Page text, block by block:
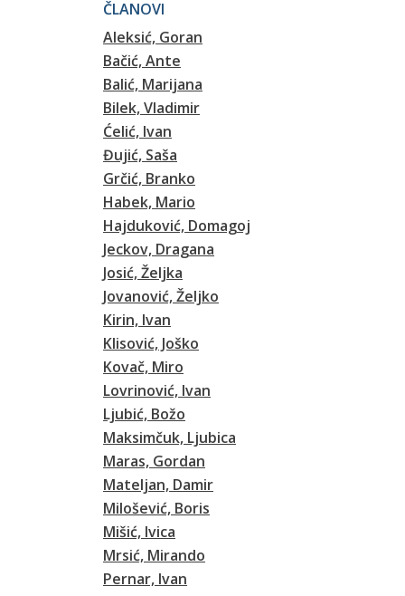
ČLANOVI
Aleksić, Goran
Bačić, Ante
Balić, Marijana
Bilek, Vladimir
Ćelić, Ivan
Đujić, Saša
Grčić, Branko
Habek, Mario
Hajduković, Domagoj
Jeckov, Dragana
Josić, Željka
Jovanović, Željko
Kirin, Ivan
Klisović, Joško
Kovač, Miro
Lovrinović, Ivan
Ljubić, Božo
Maksimčuk, Ljubica
Maras, Gordan
Mateljan, Damir
Milošević, Boris
Mišić, Ivica
Mrsić, Mirando
Pernar, Ivan